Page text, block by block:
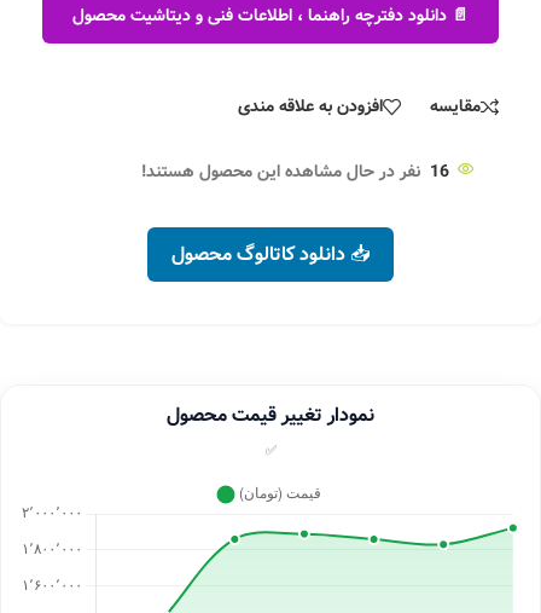
📄 دانلود دفترچه راهنما ، اطلاعات فنی و دیتاشیت محصول
مقایسه افزودن به علاقه مندی
16 نفر در حال مشاهده این محصول هستند!
📥 دانلود کاتالوگ محصول
نمودار تغییر قیمت محصول
✅